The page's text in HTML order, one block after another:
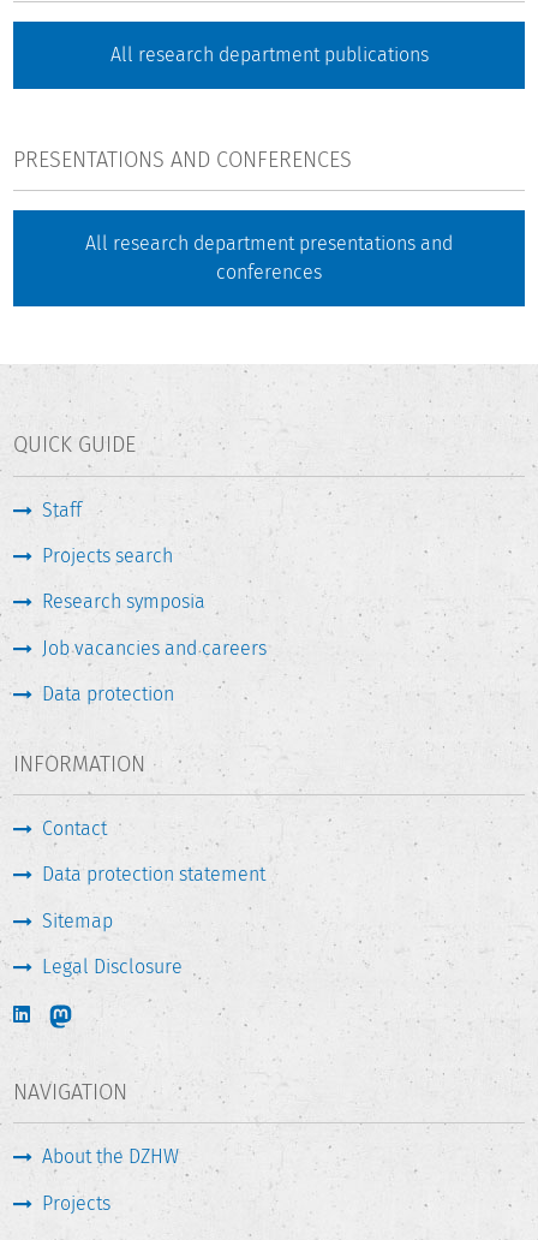
All research department publications
PRESENTATIONS AND CONFERENCES
All research department presentations and
conferences
QUICK GUIDE
Staff
Projects search
Research symposia
Job vacancies and careers
Data protection
INFORMATION
Contact
Data protection statement
Sitemap
Legal Disclosure
NAVIGATION
About the DZHW
Projects